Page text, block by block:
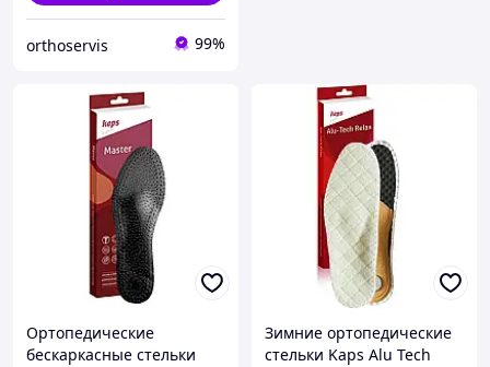
orthoservis 99%
Ортопедические
бескаркасные стельки
Зимние ортопедические
стельки Kaps Alu Tech